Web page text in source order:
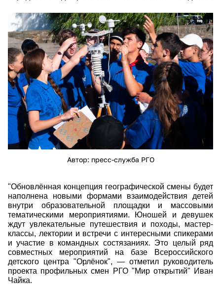
dsc05459.jpg
Автор: пресс-служба РГО
"Обновлённая концепция географической смены будет
наполнена новыми формами взаимодействия детей
внутри образовательной площадки и массовыми
тематическими мероприятиями. Юношей и девушек
ждут увлекательные путешествия и походы, мастер-
классы, лектории и встречи с интересными спикерами
и участие в командных состязаниях. Это целый ряд
совместных мероприятий на базе Всероссийского
детского центра "Орлёнок", — отметил руководитель
проекта профильных смен РГО "Мир открытий" Иван
Чайка.